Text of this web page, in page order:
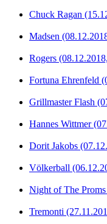
Chuck Ragan
Madsen
Rogers
Fortuna Ehrenfeld
Grillmaster Flash
Hannes Wittmer
Dorit Jakobs
Völkerball
Night of The
Tremonti